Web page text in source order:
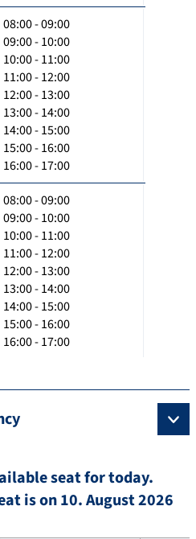
08:00 - 09:00
09:00 - 10:00
10:00 - 11:00
11:00 - 12:00
12:00 - 13:00
13:00 - 14:00
14:00 - 15:00
15:00 - 16:00
16:00 - 17:00
08:00 - 09:00
09:00 - 10:00
10:00 - 11:00
11:00 - 12:00
12:00 - 13:00
13:00 - 14:00
14:00 - 15:00
15:00 - 16:00
16:00 - 17:00
seat for today.
is on 10. August 2026